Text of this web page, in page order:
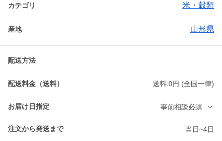
カテゴリ 米・穀類
産地 山形県
配送方法
配送料金（送料） 送料:0円 (全国一律)
お届け日指定 事前相談必須
注文から発送まで 当日~4日